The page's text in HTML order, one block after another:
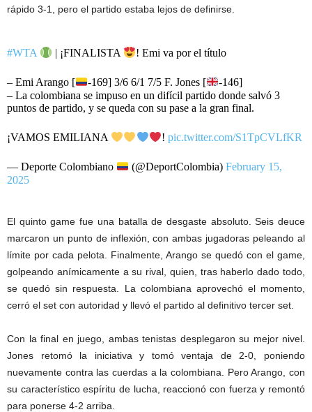
rápido 3-1, pero el partido estaba lejos de definirse.
#WTA | ¡FINALISTA ! Emi va por el título
– Emi Arango [ -169] 3/6 6/1 7/5 F. Jones [
-146]
– La colombiana se impuso en un difícil partido donde salvó 3
puntos de partido, y se queda con su pase a la gran final.
¡VAMOS EMILIANA ! pic.twitter.com/S1TpCVLfKR
— Deporte Colombiano (@DeportColombia)February 15,
2025
El quinto game fue una batalla de desgaste absoluto. Seis deuce
marcaron un punto de inflexión, con ambas jugadoras peleando al
límite por cada pelota. Finalmente, Arango se quedó con el game,
golpeando anímicamente a su rival, quien, tras haberlo dado todo,
se quedó sin respuesta. La colombiana aprovechó el momento,
cerró el set con autoridad y llevó el partido al definitivo tercer set.
Con la final en juego, ambas tenistas desplegaron su mejor nivel.
Jones retomó la iniciativa y tomó ventaja de 2-0, poniendo
nuevamente contra las cuerdas a la colombiana. Pero Arango, con
su característico espíritu de lucha, reaccionó con fuerza y remontó
para ponerse 4-2 arriba.